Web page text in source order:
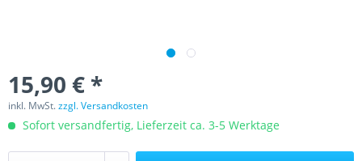
15,90 € *
inkl. MwSt.zzgl. Versandkosten
Sofort versandfertig, Lieferzeit ca. 3-5 Werktage